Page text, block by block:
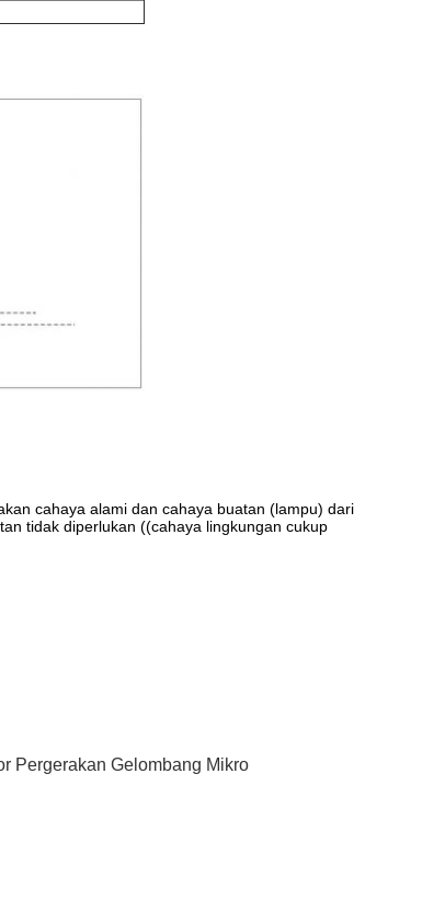
cahaya alami dan cahaya buatan (lampu) dari
tidak diperlukan ((cahaya lingkungan cukup
Pergerakan Gelombang Mikro